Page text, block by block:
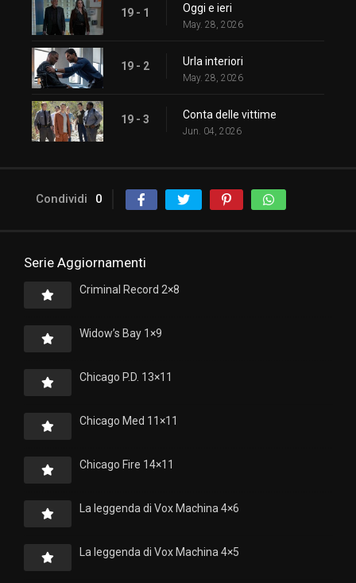
19 - 1 Oggi e ieri
May. 28, 2026
19 - 2 Urla interiori
May. 28, 2026
19 - 3 Conta delle vittime
Jun. 04, 2026
Condividi 0
Serie Aggiornamenti
Criminal Record 2×8
Widow’s Bay 1×9
Chicago P.D. 13×11
Chicago Med 11×11
Chicago Fire 14×11
La leggenda di Vox Machina 4×6
La leggenda di Vox Machina 4×5